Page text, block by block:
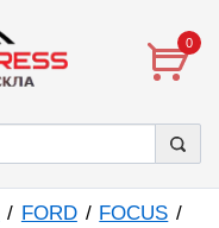
0
FORD FOCUS